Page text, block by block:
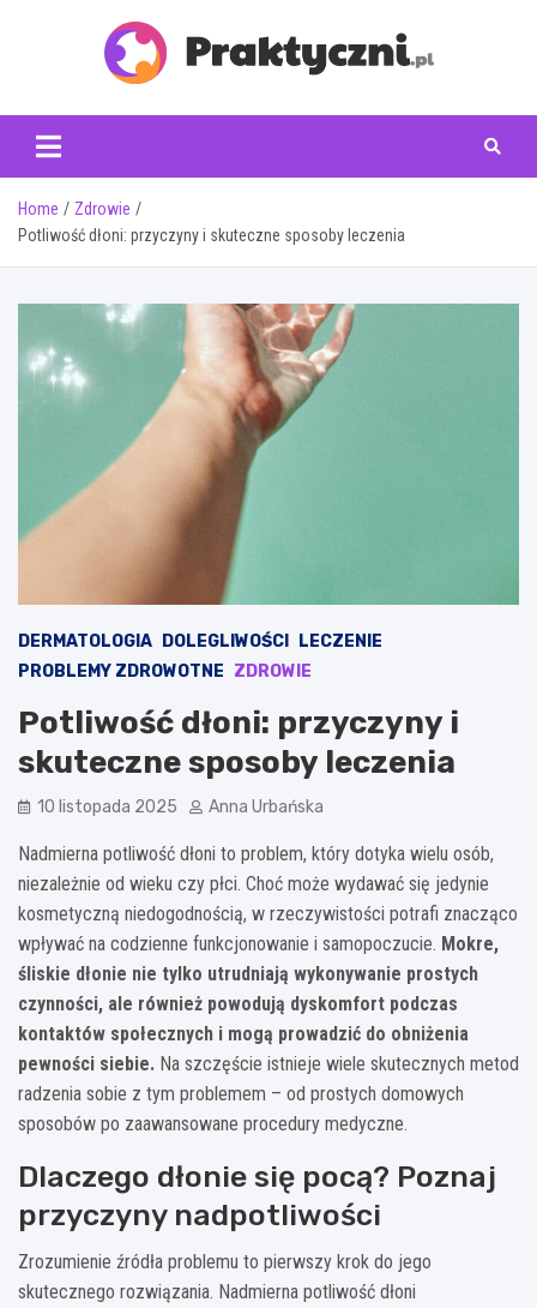
praktyczni.pl
Home
Zdrowie
Potliwość dłoni: przyczyny i skuteczne sposoby leczenia
DERMATOLOGIA DOLEGLIWOŚCI
LECZENIE
PROBLEMY ZDROWOTNE ZDROWIE
Potliwość dłoni: przyczyny i
skuteczne sposoby leczenia
10 listopada 2025 Anna Urbańska
Nadmierna potliwość dłoni to problem, który dotyka wielu osób,
niezależnie od wieku czy płci. Choć może wydawać się jedynie
kosmetyczną niedogodnością, w rzeczywistości potrafi znacząco
wpływać na codzienne funkcjonowanie i samopoczucie. Mokre,
śliskie dłonie nie tylko utrudniają wykonywanie prostych
czynności, ale również powodują dyskomfort podczas
kontaktów społecznych i mogą prowadzić do obniżenia
pewności siebie. Na szczęście istnieje wiele skutecznych metod
radzenia sobie z tym problemem – od prostych domowych
sposobów po zaawansowane procedury medyczne.
Dlaczego dłonie się pocą? Poznaj
przyczyny nadpotliwości
Zrozumienie źródła problemu to pierwszy krok do jego
skutecznego rozwiązania. Nadmierna potliwość dłoni